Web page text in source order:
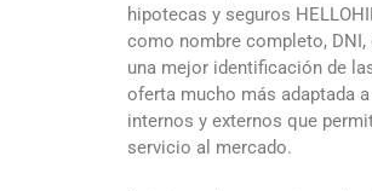
hipotecas y seguros
como nombre completo,
una mejor identificación de
oferta mucho más adaptada
internos y externos que
servicio al mercado.